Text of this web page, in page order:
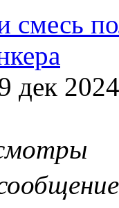
смесь
дек